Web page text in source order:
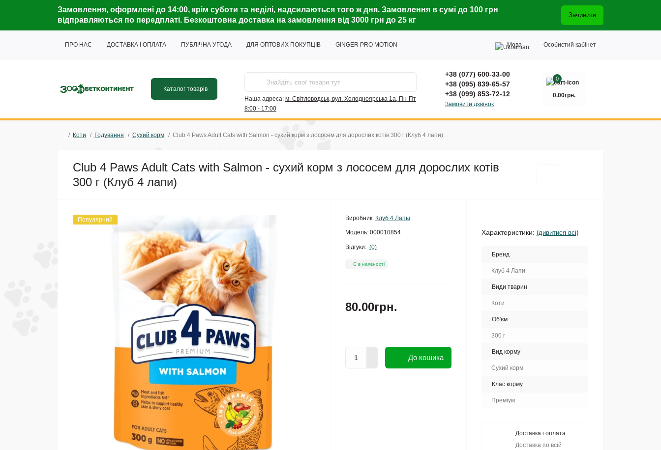
Замовлення, оформлені до 14:00, крім суботи та неділі, надсилаються того ж дня. Замовлення в сумі до 100 грн
відправляються по передплаті. Безкоштовна доставка на замовлення від 3000 грн до 25 кг
Зачинити
ПРО НАС ДОСТАВКА І ОПЛАТА ПУБЛІЧНА УГОДА ДЛЯ ОПТОВИХ ПОКУПЦІВ GINGER PRO MOTION Мова Особистий кабінет
Каталог товарів
Наша адреса: м. Світловодськ, вул. Холодноярська 1а, Пн-Пт
8:00 - 17:00
+38 (077) 600-33-00
+38 (095) 839-65-57
+38 (099) 853-72-12
Замовити дзвінок
0
0.00грн.
Коти Годування Сухий корм Club 4 Paws Adult Cats with Salmon - сухий корм з лососем для дорослих котів 300 г (Клуб 4 лапи)
Club 4 Paws Adult Cats with Salmon - сухий корм з лососем для дорослих котів
300 г (Клуб 4 лапи)
Популярний Виробник: Клуб 4 Лапы
Модель: 000010854
Відгуки: (0)
Є в наявності
80.00грн.
До кошика
Характеристики: (дивитися всі)
Бренд
Клуб 4 Лапи
Види тварин
Коти
Об'єм
300 г
Вид корму
Сухий корм
Клас корму
Преміум
Доставка і оплата
Доставка по всій